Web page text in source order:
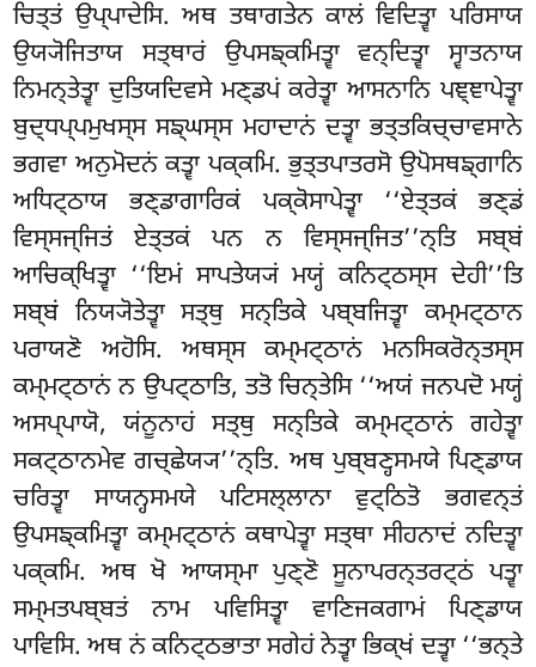
ਚਿਤ੍ਤਂ ਉਪ੍ਪਾਦੇਸਿ. ਅਥ ਤਥਾਗਤੇਨ ਕਾਲਂ ਵਿਦਿਤ੍ਵਾ ਪਰਿਸਾਯ
ਉਯ੍ਯੋਜਿਤਾਯ ਸਤ੍ਥਾਰਂ ਉਪਸਙ੍ਕਮਿਤ੍ਵਾ ਵਨ੍ਦਿਤ੍ਵਾ ਸ੍ਵਾਤਨਾਯ
ਨਿਮਨ੍ਤੇਤ੍ਵਾ ਦੁਤਿਯਦਿਵਸੇ ਮਣ੍ਡਪਂ ਕਰੇਤ੍ਵਾ ਆਸਨਾਨਿ ਪਞ੍ਞਾਪੇਤ੍ਵਾ
ਬੁਦ੍ਧਪ੍ਪਮੁਖਸ੍ਸ ਸਙ੍ਘਸ੍ਸ ਮਹਾਦਾਨਂ ਦਤ੍ਵਾ ਭਤ੍ਤਕਿਚ੍ਚਾਵਸਾਨੇ
ਭਗਵਾ ਅਨੁਮੋਦਨਂ ਕਤ੍ਵਾ ਪਕ੍ਕਮਿ. ਭੁਤ੍ਤਪਾਤਰਸੋ ਉਪੋਸਥਙ੍ਗਾਨਿ
ਅਧਿਟ੍ਠਾਯ ਭਣ੍ਡਾਗਾਰਿਕਂ ਪਕ੍ਕੋਸਾਪੇਤ੍ਵਾ ‘‘ਏਤ੍ਤਕਂ ਭਣ੍ਡਂ
ਵਿਸ੍ਸਜ੍ਜਿਤਂ ਏਤ੍ਤਕਂ ਪਨ ਨ ਵਿਸ੍ਸਜ੍ਜਿਤ’’ਨ੍ਤਿ ਸਬ੍ਬਂ
ਆਚਿਕ੍ਖਿਤ੍ਵਾ ‘‘ਇਮਂ ਸਾਪਤੇਯ੍ਯਂ ਮਯ੍ਹਂ ਕਨਿਟ੍ਠਸ੍ਸ ਦੇਹੀ’’ਤਿ
ਸਬ੍ਬਂ ਨਿਯ੍ਯੋਤੇਤ੍ਵਾ ਸਤ੍ਥੁ ਸਨ੍ਤਿਕੇ ਪਬ੍ਬਜਿਤ੍ਵਾ ਕਮ੍ਮਟ੍ਠਾਨ
ਪਰਾਯਣੋ ਅਹੋਸਿ. ਅਥਸ੍ਸ ਕਮ੍ਮਟ੍ਠਾਨਂ ਮਨਸਿਕਰੋਨ੍ਤਸ੍ਸ
ਕਮ੍ਮਟ੍ਠਾਨਂ ਨ ਉਪਟ੍ਠਾਤਿ, ਤਤੋ ਚਿਨ੍ਤੇਸਿ ‘‘ਅਯਂ ਜਨਪਦੋ ਮਯ੍ਹਂ
ਅਸਪ੍ਪਾਯੋ, ਯਂਨੂਨਾਹਂ ਸਤ੍ਥੁ ਸਨ੍ਤਿਕੇ ਕਮ੍ਮਟ੍ਠਾਨਂ ਗਹੇਤ੍ਵਾ
ਸਕਟ੍ਠਾਨਮੇਵ ਗਚ੍ਛੇਯ੍ਯ’’ਨ੍ਤਿ. ਅਥ ਪੁਬ੍ਬਣ੍ਹਸਮਯੇ ਪਿਣ੍ਡਾਯ
ਚਰਿਤ੍ਵਾ ਸਾਯਨ੍ਹਸਮਯੇ ਪਟਿਸਲ੍ਲਾਨਾ ਵੁਟ੍ਠਿਤੋ ਭਗਵਨ੍ਤਂ
ਉਪਸਙ੍ਕਮਿਤ੍ਵਾ ਕਮ੍ਮਟ੍ਠਾਨਂ ਕਥਾਪੇਤ੍ਵਾ ਸਤ੍ਥਾ ਸੀਹਨਾਦਂ ਨਦਿਤ੍ਵਾ
ਪਕ੍ਕਮਿ. ਅਥ ਖੋ ਆਯਸ੍ਮਾ ਪੁਣ੍ਣੋ ਸੂਨਾਪਰਨ੍ਤਰਟ੍ਠਂਪਤ੍ਵਾ
ਸਮ੍ਮਤਪਬ੍ਬਤਂ ਨਾਮ ਪਵਿਸਿਤ੍ਵਾ ਵਾਣਿਜਕਗਾਮਂ ਪਿਣ੍ਡਾਯ
ਪਾਵਿਸਿ. ਅਥ ਨਂ ਕਨਿਟ੍ਠਭਾਤਾ ਸਗੇਹਂ ਨੇਤ੍ਵਾ ਭਿਕ੍ਖਂ ਦਤ੍ਵਾ ‘‘ਭਨ੍ਤੇ